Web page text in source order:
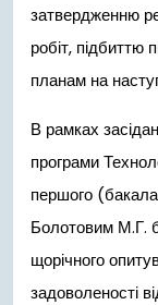
затвердженню
робіт, підбиттю
планам на
В рамках
програми
першого
Болотовим М.Г.
щорічного
задоволеності